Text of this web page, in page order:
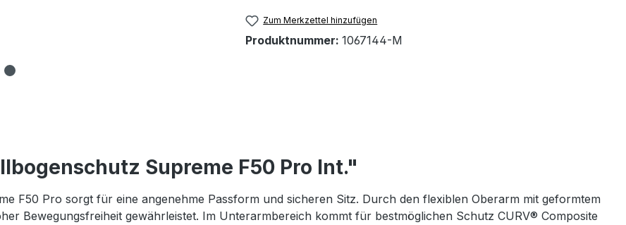
Zum Merkzettel hinzufügen
Produktnummer: 1067144-M
Supreme F50 Pro Int."
F50 Pro sorgt für eine angenehme Passform und sicheren Sitz. Durch den flexiblen Oberarm mit geformtem
Bewegungsfreiheit gewährleistet. Im Unterarmbereich kommt für bestmöglichen Schutz CURV® Composite